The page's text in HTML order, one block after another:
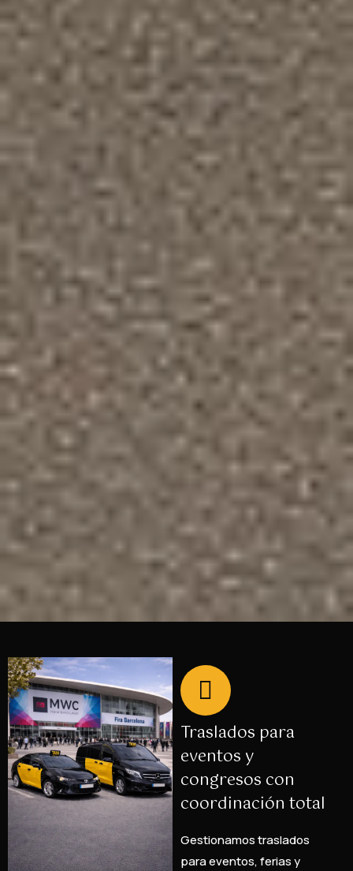
Traslados para
eventos y
congresos con
coordinación total
Gestionamos traslados
para eventos, ferias y